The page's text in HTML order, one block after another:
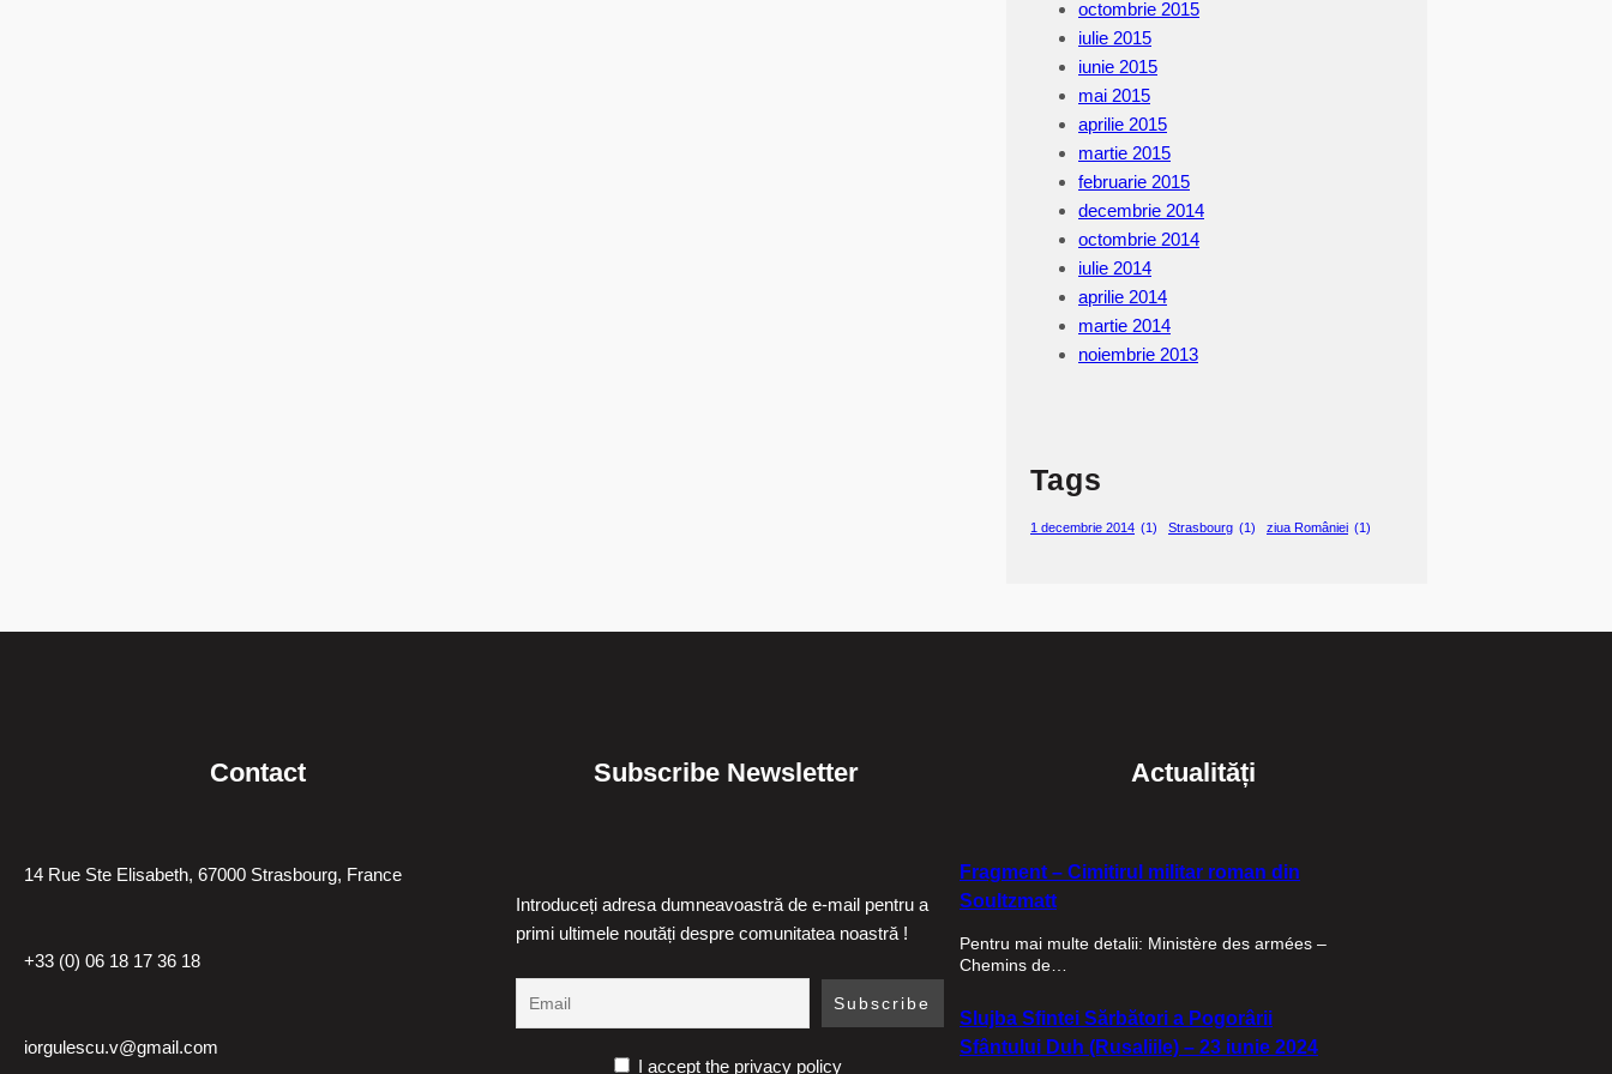
octombrie 2015
iulie 2015
iunie 2015
mai 2015
aprilie 2015
martie 2015
februarie 2015
decembrie 2014
octombrie 2014
iulie 2014
aprilie 2014
martie 2014
noiembrie 2013
Tags
1 decembrie 2014 (1) Strasbourg (1) ziua României (1)
Contact
14 Rue Ste Elisabeth, 67000 Strasbourg, France
+33 (0) 06 18 17 36 18
iorgulescu.v@gmail.com
Subscribe Newsletter
Introduceți adresa dumneavoastră de e-mail pentru a
primi ultimele noutăți despre comunitatea noastră !
I accept the privacy policy
Actualități
Fragment – Cimitirul militar roman din
Soultzmatt
Pentru mai multe detalii: Ministère des armées –
Chemins de…
Slujba Sfintei Sărbători a Pogorârii
Sfântului Duh (Rusaliile) – 23 iunie 2024